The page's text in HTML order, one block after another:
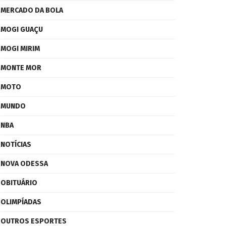
MERCADO DA BOLA
MOGI GUAÇU
MOGI MIRIM
MONTE MOR
MOTO
MUNDO
NBA
NOTÍCIAS
NOVA ODESSA
OBITUÁRIO
OLIMPÍADAS
OUTROS ESPORTES